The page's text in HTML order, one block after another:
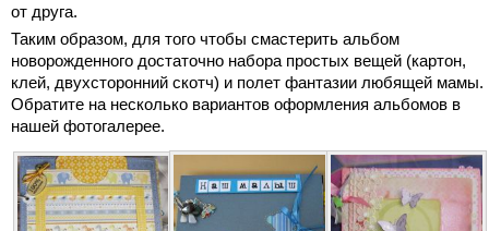
от друга.
Таким образом, для того чтобы смастерить альбом
новорожденного достаточно набора простых вещей (картон,
клей, двухсторонний скотч) и полет фантазии любящей мамы.
Обратите на несколько вариантов оформления альбомов в
нашей фотогалерее.